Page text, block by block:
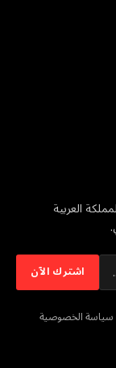
العربية
سياسة الخصوصية